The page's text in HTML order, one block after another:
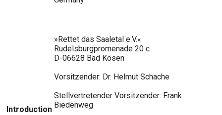
Introduction
»Rettet das Saaletal e.V.«
Rudelsburgpromenade 20 c
D-06628 Bad Kösen
Vorsitzender: Dr. Helmut Schache
Stellvertretender Vorsitzender: Frank
Biedenweg